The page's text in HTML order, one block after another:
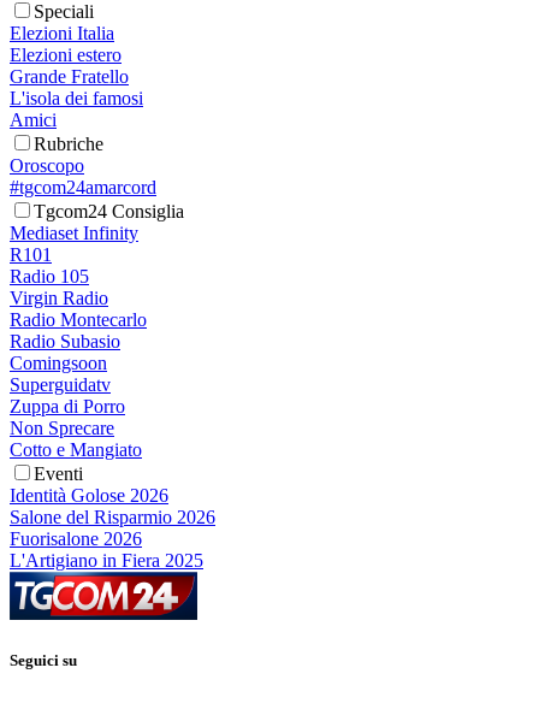
Speciali
Elezioni Italia
Elezioni estero
Grande Fratello
L'isola dei famosi
Amici
Rubriche
Oroscopo
#tgcom24amarcord
Tgcom24 Consiglia
Mediaset Infinity
R101
Radio 105
Virgin Radio
Radio Montecarlo
Radio Subasio
Comingsoon
Superguidatv
Zuppa di Porro
Non Sprecare
Cotto e Mangiato
Eventi
Identità Golose 2026
Salone del Risparmio 2026
Fuorisalone 2026
L'Artigiano in Fiera 2025
Seguici su